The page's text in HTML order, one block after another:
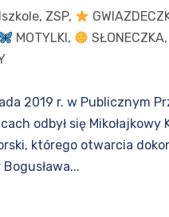
, ZSP,
MOTYLKI, SŁONECZKA,
2019 r. w Publicznym
odbył się Mikołajkowy
którego otwarcia